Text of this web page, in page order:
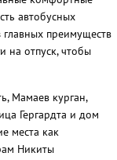
автобусных
преимуществ
на отпуск, чтобы
Мамаев курган,
Гергардта и дом
места как
Никиты